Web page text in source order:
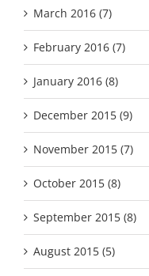
March 2016 (7)
February 2016 (7)
January 2016 (8)
December 2015 (9)
November 2015 (7)
October 2015 (8)
September 2015 (8)
August 2015 (5)